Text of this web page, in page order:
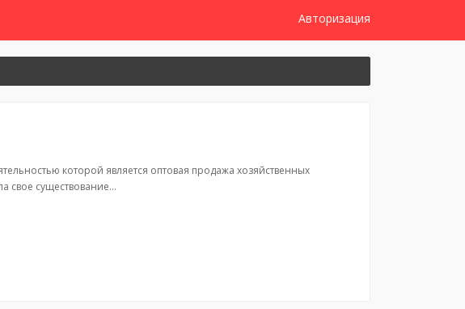
Авторизация
которой является оптовая продажа хозяйственных
свое существование…